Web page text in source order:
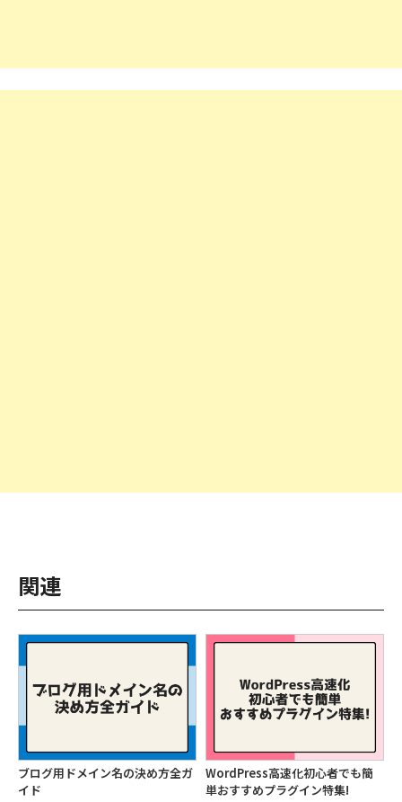
関連
ブログ用ドメイン名の決め方全ガ
イド
WordPress高速化初心者でも簡
単おすすめプラグイン特集!